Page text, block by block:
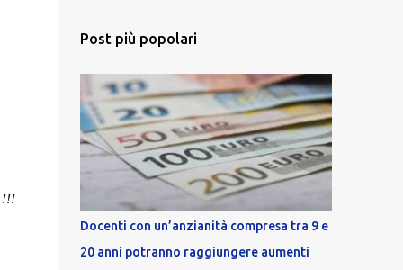
!!!
Post più popolari
Docenti con un’anzianità compresa tra 9 e
20 anni potranno raggiungere aumenti